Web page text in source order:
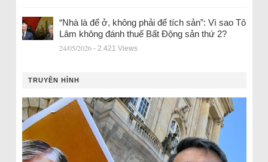
“Nhà là để ở, không phải để tích sản”: Vì sao Tô
Lâm không đánh thuế Bất Động sản thứ 2?
24/05/2026 - 2.421 Views
TRUYỀN HÌNH